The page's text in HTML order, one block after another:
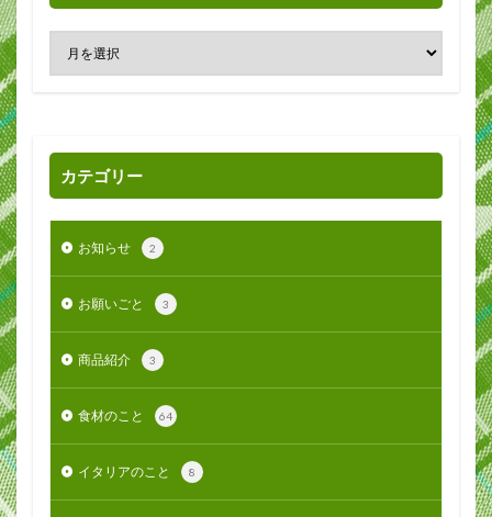
カテゴリー
お知らせ 2
お願いごと 3
商品紹介 3
食材のこと 64
イタリアのこと 8